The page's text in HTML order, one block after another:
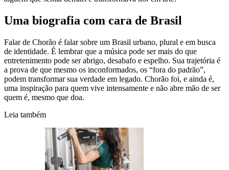
Uma biografia com cara de Brasil
Falar de Chorão é falar sobre um Brasil urbano, plural e em busca
de identidade. É lembrar que a música pode ser mais do que
entretenimento pode ser abrigo, desabafo e espelho. Sua trajetória é
a prova de que mesmo os inconformados, os “fora do padrão”,
podem transformar sua verdade em legado. Chorão foi, e ainda é,
uma inspiração para quem vive intensamente e não abre mão de ser
quem é, mesmo que doa.
Leia também